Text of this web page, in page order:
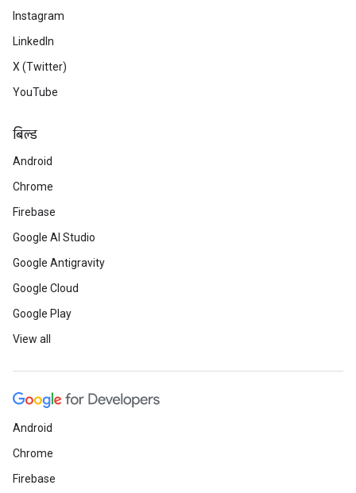
Instagram
LinkedIn
X (Twitter)
YouTube
बिल्ड
Android
Chrome
Firebase
Google AI Studio
Google Antigravity
Google Cloud
Google Play
View all
Android
Chrome
Firebase